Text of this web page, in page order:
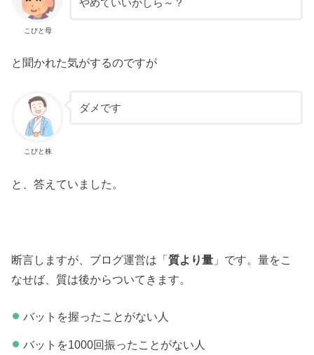
こびと母
やめていいかしら～？
と聞かれた気がするのですが
こびと株
ダメです
と、答えていました。
断言しますが、ブログ運営は「質より量 」です。量をこ
なせば、質は後からついてきます。
バットを握ったことがない人
バットを1000回振ったことがない人